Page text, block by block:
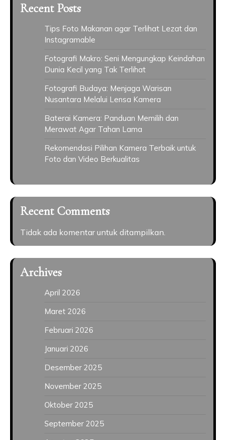
Recent Posts
Tips Foto Makanan agar Terlihat Lezat dan
Instagramable
Fotografi Makro: Seni Mengungkap Keindahan
Dunia Kecil yang Tak Terlihat
Fotografi Budaya: Menjaga Warisan
Nusantara Melalui Lensa Kamera
Baterai Kamera: Panduan Memilih dan
Merawat Agar Tahan Lama
Rekomendasi Pilihan Kamera Terbaik untuk
Foto dan Video Berkualitas
Recent Comments
Tidak ada komentar untuk ditampilkan.
Archives
April 2026
Maret 2026
Februari 2026
Januari 2026
Desember 2025
November 2025
Oktober 2025
September 2025